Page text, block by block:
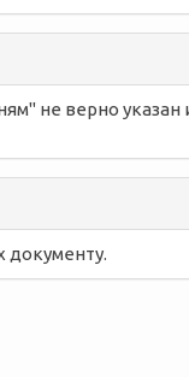
не верно
документу.